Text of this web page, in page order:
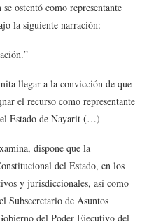
ostentó como representante
la siguiente narración:
llegar a la convicción de que
el recurso como representante
Estado de Nayarit (…)
dispone que la
del Estado, en los
y jurisdiccionales, así como
Subsecretario de Asuntos
del Poder Ejecutivo del